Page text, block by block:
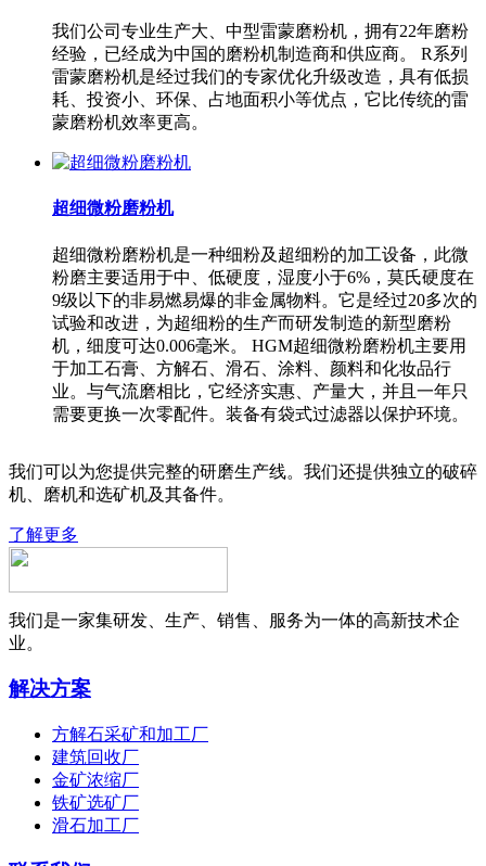
我们公司专业生产大、中型雷蒙磨粉机，拥有22年磨粉
经验，已经成为中国的磨粉机制造商和供应商。 R系列
雷蒙磨粉机是经过我们的专家优化升级改造，具有低损
耗、投资小、环保、占地面积小等优点，它比传统的雷
蒙磨粉机效率更高。
超细微粉磨粉机
超细微粉磨粉机是一种细粉及超细粉的加工设备，此微
粉磨主要适用于中、低硬度，湿度小于6%，莫氏硬度在
9级以下的非易燃易爆的非金属物料。它是经过20多次的
试验和改进，为超细粉的生产而研发制造的新型磨粉
机，细度可达0.006毫米。 HGM超细微粉磨粉机主要用
于加工石膏、方解石、滑石、涂料、颜料和化妆品行
业。与气流磨相比，它经济实惠、产量大，并且一年只
需要更换一次零配件。装备有袋式过滤器以保护环境。
我们可以为您提供完整的研磨生产线。我们还提供独立的破碎
机、磨机和选矿机及其备件。
了解更多
我们是一家集研发、生产、销售、服务为一体的高新技术企
业。
解决方案
方解石采矿和加工厂
建筑回收厂
金矿浓缩厂
铁矿选矿厂
滑石加工厂